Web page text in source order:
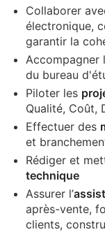
Collaborer
électronique,
garantir la
du bureau
Piloter les
Qualité, Coût,
Effectuer des
et
Rédiger et
technique
Assurer l’
après-vente,
clients,